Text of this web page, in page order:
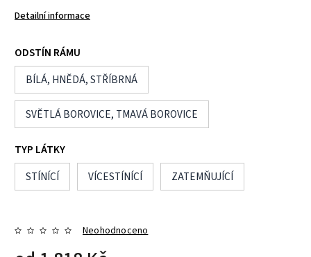
Detailní informace
ODSTÍN RÁMU
BÍLÁ, HNĚDÁ, STŘÍBRNÁ
SVĚTLÁ BOROVICE, TMAVÁ BOROVICE
TYP LÁTKY
STÍNÍCÍ
VÍCESTÍNÍCÍ ZATEMŇUJÍCÍ
Neohodnoceno